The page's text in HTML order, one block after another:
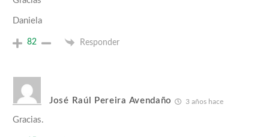
Daniela
82 Responder
José Raúl Pereira Avendaño 3 años hace
Gracias.